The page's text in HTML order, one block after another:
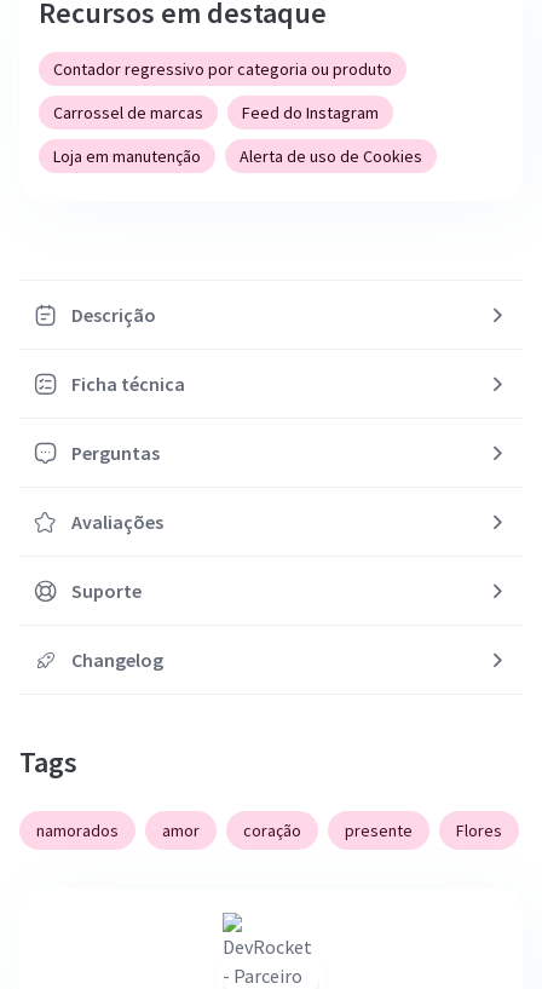
Recursos em destaque
Contador regressivo por categoria ou produto
Carrossel de marcas
Feed do Instagram
Loja em manutenção
Alerta de uso de Cookies
Descrição
Ficha técnica
Perguntas
Avaliações
Suporte
Changelog
Tags
namorados amor coração presente Flores